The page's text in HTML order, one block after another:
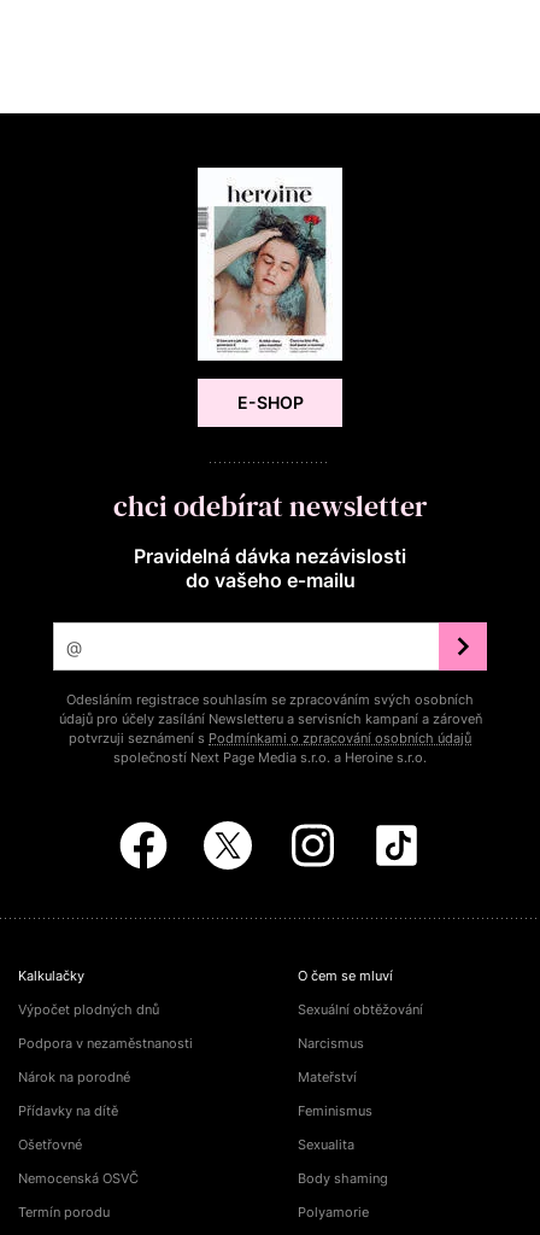
E-SHOP
chci odebírat newsletter
Pravidelná dávka nezávislosti
do vašeho e‑mailu
Odesláním registrace souhlasím se zpracováním svých osobních
údajů pro účely zasílání Newsletteru a servisních kampaní a zároveň
potvrzuji seznámení s Podmínkami o zpracování osobních údajů
společností Next Page Media s.r.o. a Heroine s.r.o.
Kalkulačky
Výpočet plodných dnů
Podpora v nezaměstnanosti
Nárok na porodné
Přídavky na dítě
Ošetřovné
Nemocenská OSVČ
Termín porodu
O čem se mluví
Sexuální obtěžování
Narcismus
Mateřství
Feminismus
Sexualita
Body shaming
Polyamorie